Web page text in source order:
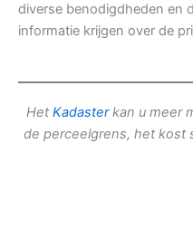
diverse benodigdheden en
informatie krijgen over de
Het Kadasterkan u meer
de perceelgrens, het kost